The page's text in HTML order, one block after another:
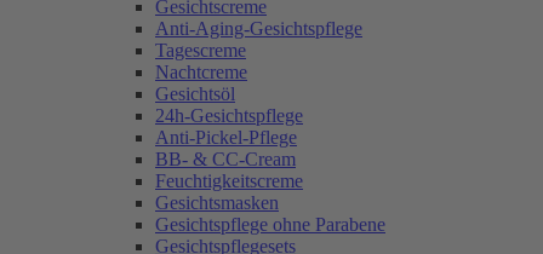
Gesichtscreme
Anti-Aging-Gesichtspflege
Tagescreme
Nachtcreme
Gesichtsöl
24h-Gesichtspflege
Anti-Pickel-Pflege
BB- & CC-Cream
Feuchtigkeitscreme
Gesichtsmasken
Gesichtspflege ohne Parabene
Gesichtspflegesets